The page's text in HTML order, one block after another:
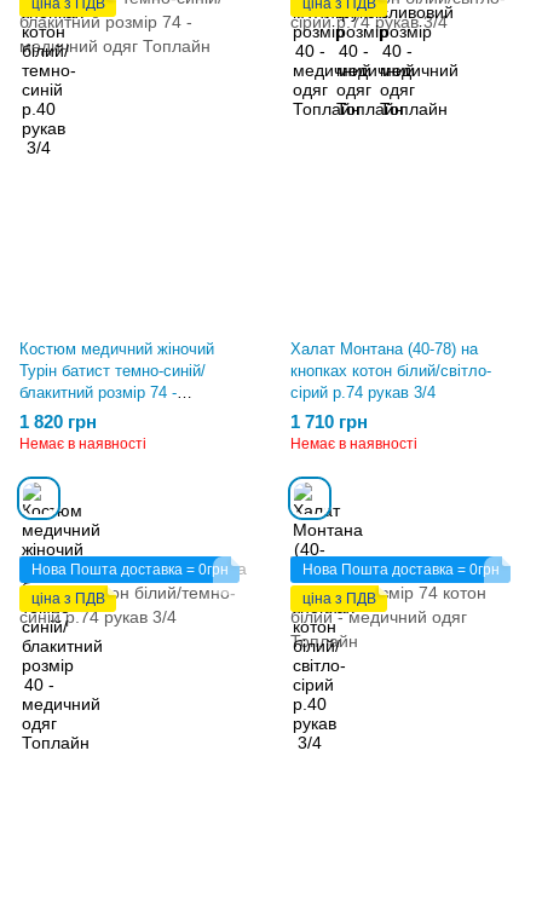
ціна з ПДВ
Костюм медичний жіночий
Турін батист темно-синій/
блакитний розмір 74 -
медичний одяг Топлайн
1 820 грн
Немає в наявності
ціна з ПДВ
Халат Монтана (40-78) на
кнопках котон білий/світло-
сірий р.74 рукав 3/4
1 710 грн
Немає в наявності
Нова Пошта доставка = 0грн
ціна з ПДВ
Нова Пошта доставка = 0грн
ціна з ПДВ